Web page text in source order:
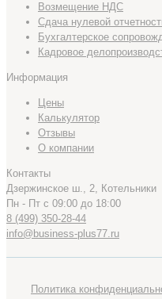
Возмещение НДС
Сдача нулевой
Бухгалтерское
Кадровое
Информация
Цены
Калькулятор
Отзывы
О компании
Контакты
Дзержинское ш., 2, Котельники
Пн - Пт с 09:00 до 18:00
8 (499) 350-28-44
info@business-plus77.ru
Политика